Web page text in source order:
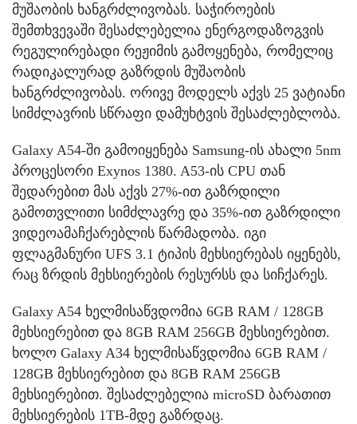
მუშაობის ხანგრძლივობას. საჭიროების
შემთხვევაში შესაძლებელია ენერგოდაზოგვის
რეგულირებადი რეჟიმის გამოყენება, რომელიც
რადიკალურად გაზრდის მუშაობის
ხანგრძლივობას. ორივე მოდელს აქვს 25 ვატიანი
სიმძლავრის სწრაფი დამუხტვის შესაძლებლობა.
Galaxy A54-ში გამოიყენება Samsung-ის ახალი 5nm
პროცესორი Exynos 1380. A53-ის CPU თან
შედარებით მას აქვს 27%-ით გაზრდილი
გამოთვლითი სიმძლავრე და 35%-ით გაზრდილი
ვიდეოამაჩქარებლის წარმადობა. იგი
ფლაგმანური UFS 3.1 ტიპის მეხსიერებას იყენებს,
რაც ზრდის მეხსიერების რესურსს და სიჩქარეს.
Galaxy A54 ხელმისაწვდომია 6GB RAM / 128GB
მეხსიერებით და 8GB RAM 256GB მეხსიერებით.
ხოლო Galaxy A34 ხელმისაწვდომია 6GB RAM /
128GB მეხსიერებით და 8GB RAM 256GB
მეხსიერებით. შესაძლებელია microSD ბარათით
მეხსიერების 1TB-მდე გაზრდაც.